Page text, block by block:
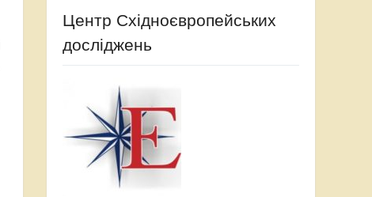
Центр Східноєвропейських
досліджень